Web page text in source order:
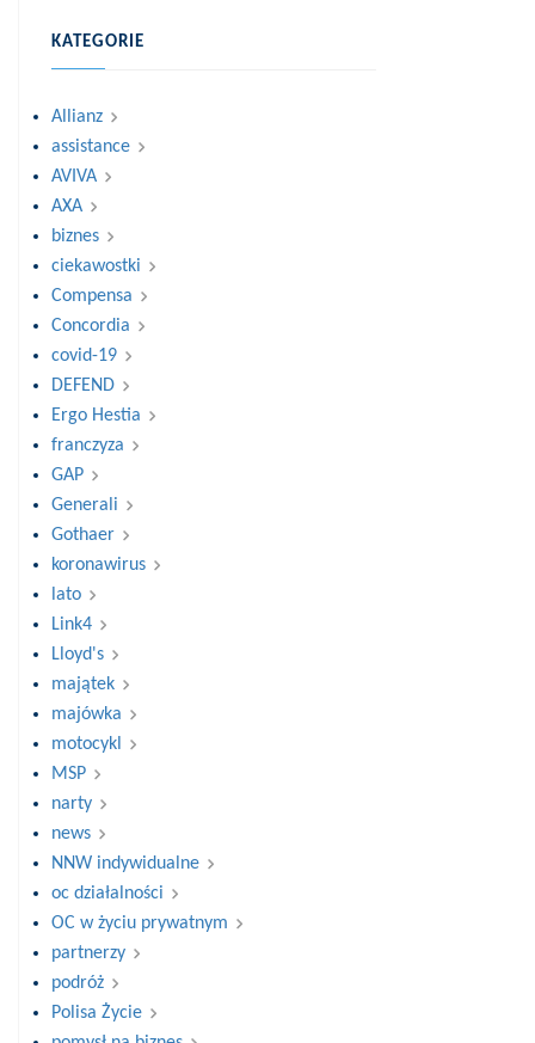
KATEGORIE
Allianz
assistance
AVIVA
AXA
biznes
ciekawostki
Compensa
Concordia
covid-19
DEFEND
Ergo Hestia
franczyza
GAP
Generali
Gothaer
koronawirus
lato
Link4
Lloyd's
majątek
majówka
motocykl
MSP
narty
news
NNW indywidualne
oc działalności
OC w życiu prywatnym
partnerzy
podróż
Polisa Życie